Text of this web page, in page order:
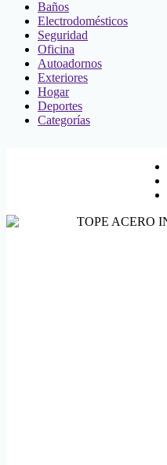
Baños
Electrodomésticos
Seguridad
Oficina
Autoadornos
Exteriores
Hogar
Deportes
Categorías